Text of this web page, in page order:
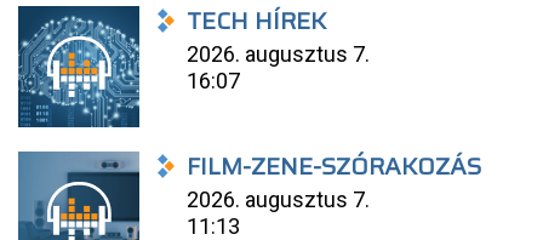
TECH HÍREK
2026. augusztus 7.
16:07
FILM-ZENE-SZÓRAKOZÁS
2026. augusztus 7.
11:13